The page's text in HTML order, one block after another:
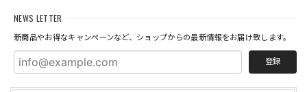
NEWS LETTER
新商品やお得なキャンペーンなど、ショップからの最新情報をお届け致します。
登録